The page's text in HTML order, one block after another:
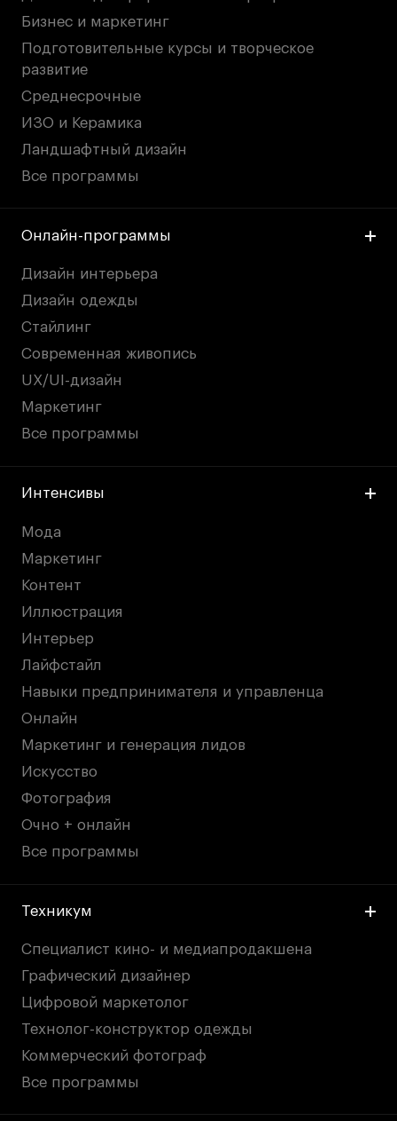
Бизнес и маркетинг
Подготовительные курсы и творческое
развитие
Среднесрочные
ИЗО и Керамика
Ландшафтный дизайн
Все программы
Онлайн-программы
Дизайн интерьера
Дизайн одежды
Стайлинг
Современная живопись
UX/UI-дизайн
Маркетинг
Все программы
Интенсивы
Мода
Маркетинг
Контент
Иллюстрация
Интерьер
Лайфстайл
Навыки предпринимателя и управленца
Онлайн
Маркетинг и генерация лидов
Искусство
Фотография
Очно + онлайн
Все программы
Техникум
Специалист кино- и медиапродакшена
Графический дизайнер
Цифровой маркетолог
Технолог-конструктор одежды
Коммерческий фотограф
Все программы